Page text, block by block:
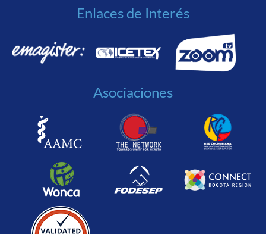
Enlaces de Interés
Asociaciones